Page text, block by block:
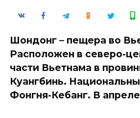
Шондонг – пещера во
Расположен в северо-
части Вьетнама в
Куангбинь.
Фонгня-Кебанг. В